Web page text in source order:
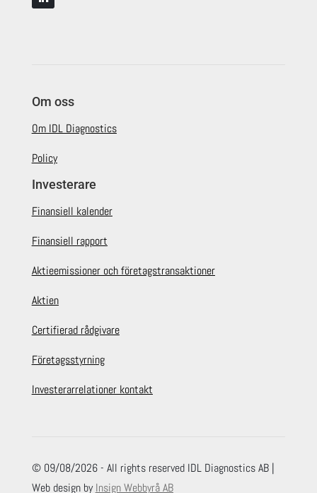
Om oss
Om IDL Diagnostics
Policy
Investerare
Finansiell kalender
Finansiell rapport
Aktieemissioner och företagstransaktioner
Aktien
Certifierad rådgivare
Företagsstyrning
Investerarrelationer kontakt
© 09/08/2026 - All rights reserved IDL Diagnostics AB |
Web design byInsign Webbyrå AB